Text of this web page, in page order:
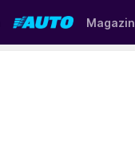
Magazin